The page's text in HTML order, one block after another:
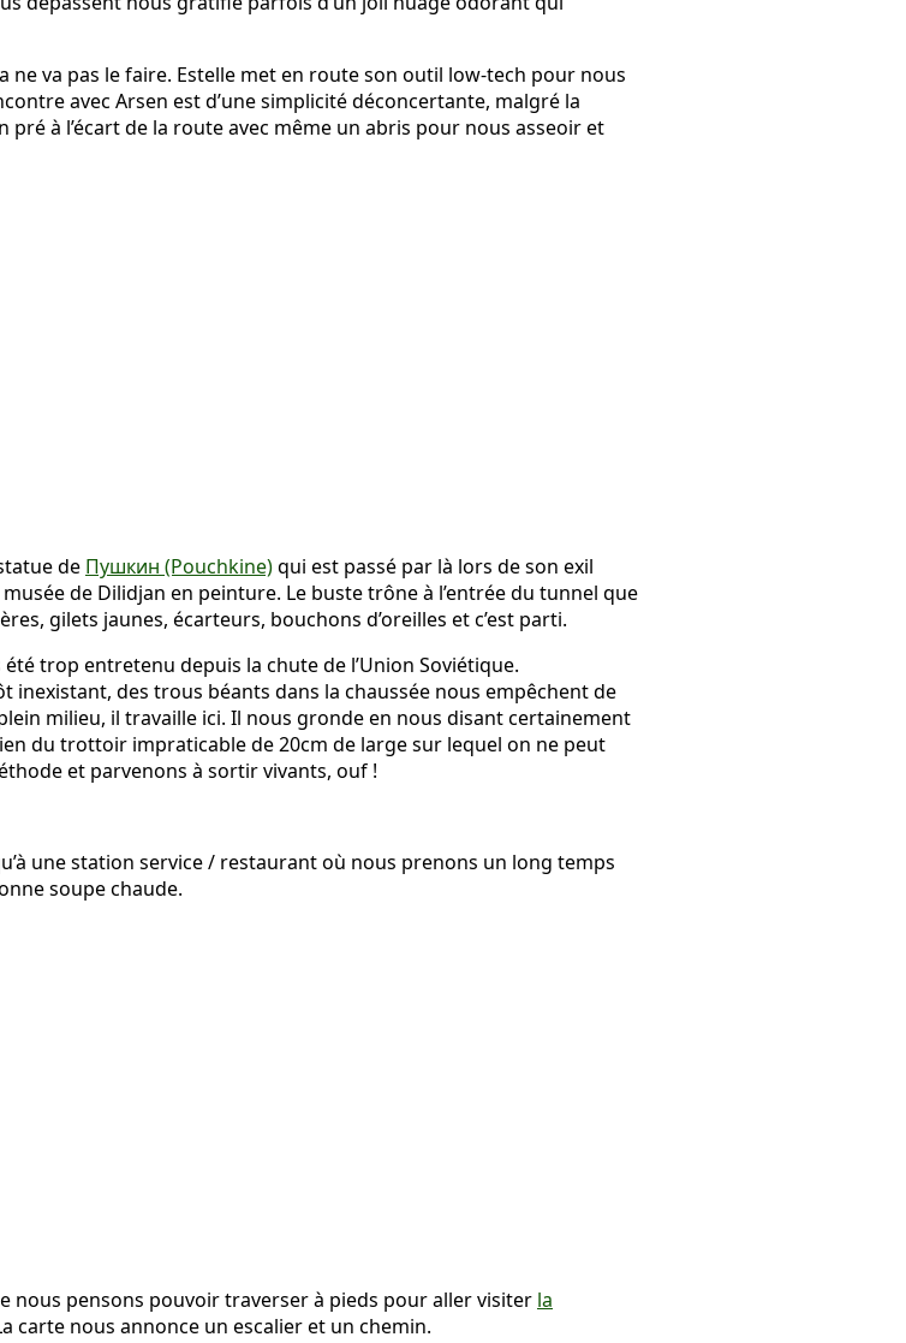
va pas le faire. Estelle met en route son outil low-tech pour nous
avec Arsen est d’une simplicité déconcertante, malgré la
à l’écart de la route avec même un abris pour nous asseoir et
de Пушкин (Pouchkine)qui est passé par là lors de son exil
de Dilidjan en peinture. Le buste trône à l’entrée du tunnel que
gilets jaunes, écarteurs, bouchons d’oreilles et c’est parti.
trop entretenu depuis la chute de l’Union Soviétique.
inexistant, des trous béants dans la chaussée nous empêchent de
milieu, il travaille ici. Il nous gronde en nous disant certainement
du trottoir impraticable de 20cm de large sur lequel on ne peut
et parvenons à sortir vivants, ouf !
une station service / restaurant où nous prenons un long temps
soupe chaude.
nous pensons pouvoir traverser à pieds pour aller visiter la
carte nous annonce un escalier et un chemin.